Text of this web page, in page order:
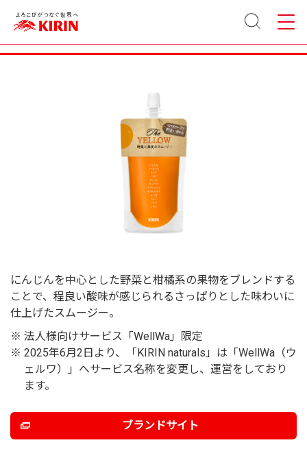
サイト
内検索
メニュ
ー
キリン The YELLOW 115g パウチ容器
にんじんを中心とした野菜と柑橘系の果物をブレンドする
ことで、程良い酸味が感じられるさっぱりとした味わいに
仕上げたスムージー。
※ 法人様向けサービス「WellWa」限定
※ 2025年6月2日より、「KIRIN naturals」は「WellWa（ウ
ェルワ）」へサービス名称を変更し、運営をしており
ます。
ブランドサイト